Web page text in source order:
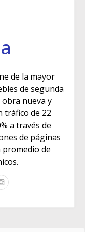
de la mayor
de segunda
nueva y
tráfico de 22
a través de
de páginas
promedio de